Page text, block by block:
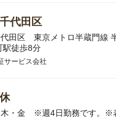
代田区
田区 東京メトロ半蔵門線
駅徒歩8分
サービス会社
木・金 ※週4日勤務です。※